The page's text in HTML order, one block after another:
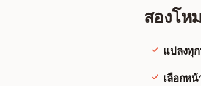
สองโห
แปลงทุ
เลือกหน้